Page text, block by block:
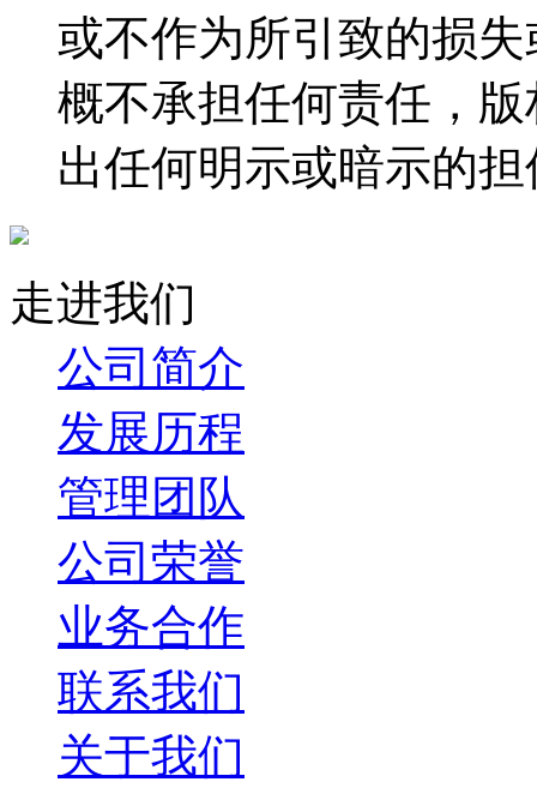
或不作为所引致的损
概不承担任何责任，
出任何明示或暗示的
走进我们
公司简介
发展历程
管理团队
公司荣誉
业务合作
联系我们
关于我们